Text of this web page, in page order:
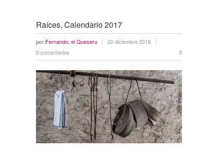
Raíces, Calendario 2017
por Fernando, el Queseru
20 diciembre 2016
0 comentarios
0